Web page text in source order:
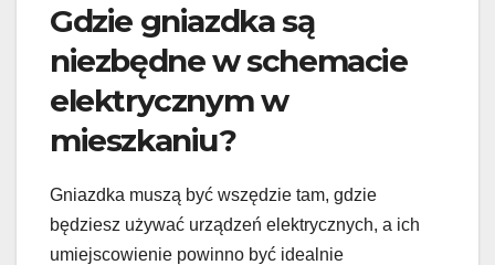
Gdzie gniazdka są
niezbędne w schemacie
elektrycznym w
mieszkaniu?
Gniazdka muszą być wszędzie tam, gdzie
będziesz używać urządzeń elektrycznych, a ich
umiejscowienie powinno być idealnie